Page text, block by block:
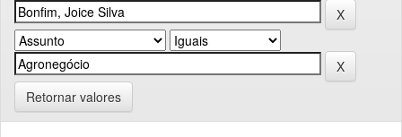
Retornar valores